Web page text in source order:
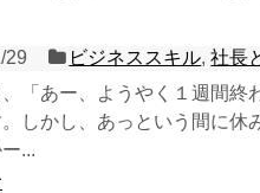
29 ビジネススキル,社長
「あー、ようやく１週間終
しかし、あっという間に休
...